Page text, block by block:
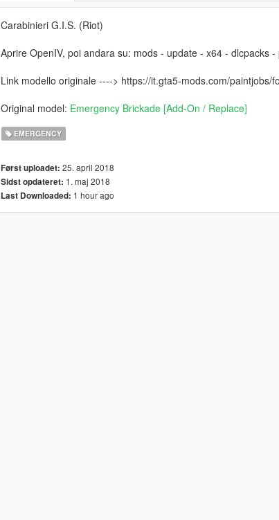
Carabinieri G.I.S. (Riot)
Aprire OpenIV, poi andara su: mods - update - x64 - dlcpacks
Link modello originale ----> https://it.gta5-mods.com/
Original model: Emergency Brickade [Add-On / Replace]
EMERGENCY
Først uploadet: 25. april 2018
Sidst opdateret: 1. maj 2018
Last Downloaded: 1 hour ago